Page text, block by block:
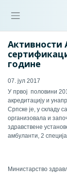
Активности
године
07. јул 2017
У првој половини
акредитацију и
Српске је, у складу са
организовала и
здравствене
амбуланти, 2
Министарство